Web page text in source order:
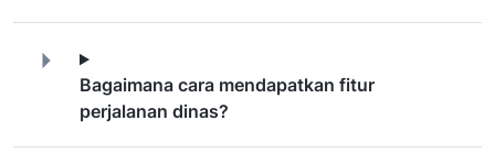
Bagaimana cara mendapatkan fitur
perjalanan dinas?